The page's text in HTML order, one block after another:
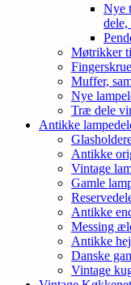
Nye
dele,
Møtrikker
Muffer,
Nye
Træ dele
Antikke
Antikke
Vintage
Gamle
Antikke
Messing
Antikke
Danske
Vintage